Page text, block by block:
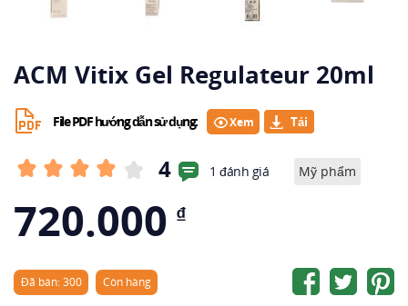
ACM Vitix Gel Regulateur 20ml
File PDF hướng dẫn sử dụng: Xem
4 1 đánh giá Mỹ phẩm
720.000 ₫
Đã bán: 300 Còn hàng